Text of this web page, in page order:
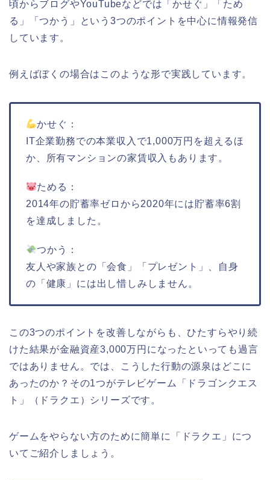
頃からブログやYouTubeなどでは「かせぐ」「ため
る」「つかう」という3つのポイントを中心に情報発信
しています。
例えばぼくの場合はこのような形で実践しています。
かせぐ：
IT企業勤務での本業収入で1,000万円を超えるほ
か、所有マンションの家賃収入もあります。
ためる：
2014年の貯蓄率ゼロから2020年には貯蓄率6割
を達成しました。
つかう：
友人や家族との「会食」「プレゼント」、自身
の「健康」には出し惜しみしません。
この3つのポイントを改善しながらも、ひたすらやり続
けた結果が金融資産3,000万円になったといっても過言
ではありません。では、こうした行動の源泉はどこに
あったのか？その1つがテレビゲーム「ドラゴンクエス
ト」（ドラクエ）シリーズです。
ゲームをやらない方のために簡単に「ドラクエ」につ
いてご紹介しましょう。